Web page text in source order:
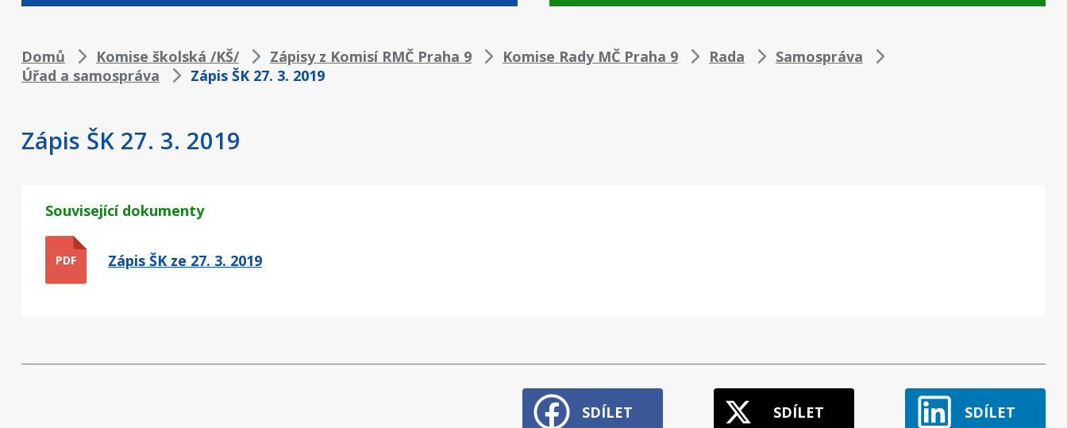
Drobečková
navigace
Domů Komise školská /KŠ/ Zápisy z Komisí RMČ Praha 9 Komise Rady MČ Praha 9 Rada
Samospráva
Úřad a samospráva
Zápis ŠK 27. 3. 2019
Zápis ŠK 27. 3. 2019
Související dokumenty
PDF Zápis ŠK ze 27. 3. 2019
SDÍLET SDÍLET SDÍLET